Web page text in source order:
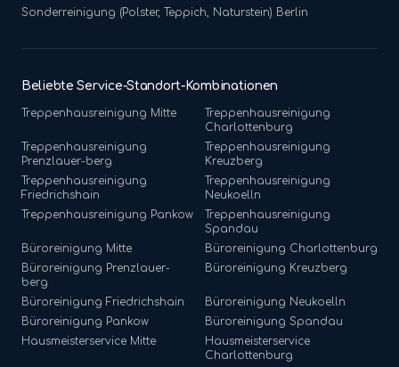
Sonderreinigung (Polster, Teppich, Naturstein) Berlin
Beliebte Service-Standort-Kombinationen
Treppenhausreinigung Mitte
Treppenhausreinigung
Charlottenburg
Treppenhausreinigung
Prenzlauer-berg
Treppenhausreinigung
Kreuzberg
Treppenhausreinigung
Friedrichshain
Treppenhausreinigung
Neukoelln
Treppenhausreinigung Pankow
Treppenhausreinigung
Spandau
Büroreinigung Mitte Büroreinigung Charlottenburg
Büroreinigung Prenzlauer-
berg
Büroreinigung Kreuzberg
Büroreinigung Friedrichshain Büroreinigung Neukoelln
Büroreinigung Pankow Büroreinigung Spandau
Hausmeisterservice Mitte
Hausmeisterservice
Charlottenburg